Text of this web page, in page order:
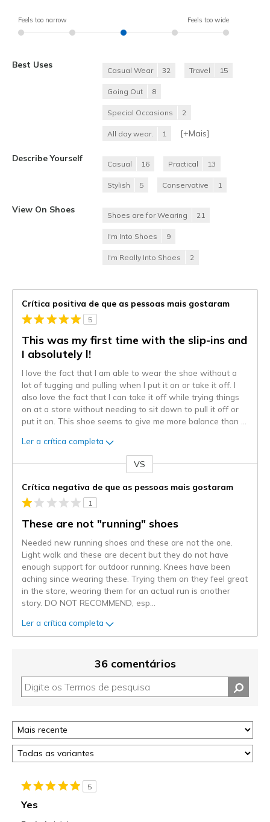
Feels too narrow Feels too wide
Best Uses
Casual Wear 32 Travel 15
Going Out 8
Special Occasions 2
All day wear. 1 [+Mais]
Describe Yourself
Casual 16 Practical 13
Stylish 5 Conservative 1
View On Shoes
Shoes are for Wearing 21
I'm Into Shoes 9
I'm Really Into Shoes 2
Crítica positiva de que as pessoas mais gostaram
5
This was my first time with the slip-ins and
I absolutely l!
I love the fact that I am able to wear the shoe without a
lot of tugging and pulling when I put it on or take it off. I
also love the fact that I can take it off while trying things
on at a store without needing to sit down to pull it off or
put it on. This shoe seems to give me more balance than
Ler a crítica completa
VS
Crítica negativa de que as pessoas mais gostaram
1
These are not "running" shoes
Needed new running shoes and these are not the one.
Light walk and these are decent but they do not have
enough support for outdoor running. Knees have been
aching since wearing these. Trying them on they feel great
in the store, wearing them for an actual run is another
story. DO NOT RECOMMEND, esp
Ler a crítica completa
36 comentários
5
Yes